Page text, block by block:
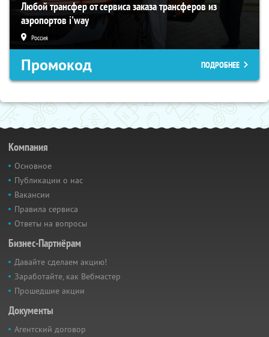
Любой трансфер от сервиса заказа трансферов из
аэропортов i'way
Россия
Промокод ПОДРОБНЕЕ
Компания
Основное
Публикации о нас
Вакансии
Правила сервиса
Ответы на вопросы
Бизнес-Партнёрам
Давайте сделаем акцию!
Заработайте, как Вебмастер
Прошедшие акции
Документы
Агентский договор